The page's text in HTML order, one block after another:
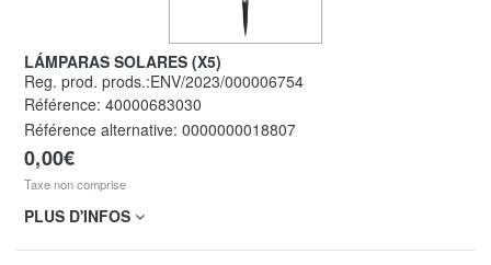
LÁMPARAS SOLARES (X5)
Reg. prod. prods.:ENV/2023/000006754
Référence: 40000683030
Référence alternative: 0000000018807
0,00€
Taxe non comprise
PLUS D'INFOS